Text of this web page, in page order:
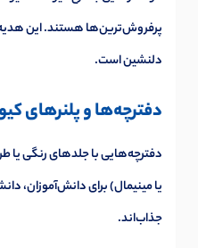
پرفروش‌ترین‌ها هستند. این
دلنشین است.
دفترچه‌ها و پلنرهای
دفترچه‌هایی با جلدهای رنگی یا
یا مینیمال) برای دانش‌آموزان،
جذاب‌اند.